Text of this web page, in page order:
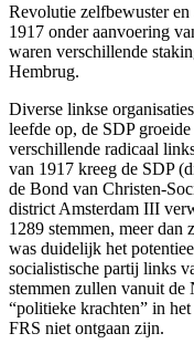
Revolutie zelfbewuster
1917 onder aanvoering
waren verschillende
Hembrug.
Diverse linkse
leefde op, de SDP
verschillende radicaal
van 1917 kreeg de SDP
de Bond van Christen-
district Amsterdam III
1289 stemmen, meer dan
was duidelijk het
socialistische partij links
stemmen zullen vanuit
“politieke krachten” in
FRS niet ontgaan zijn.